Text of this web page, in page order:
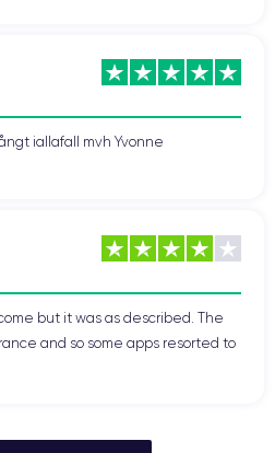
iallafall mvh Yvonne
but it was as described. The
and so some apps resorted to